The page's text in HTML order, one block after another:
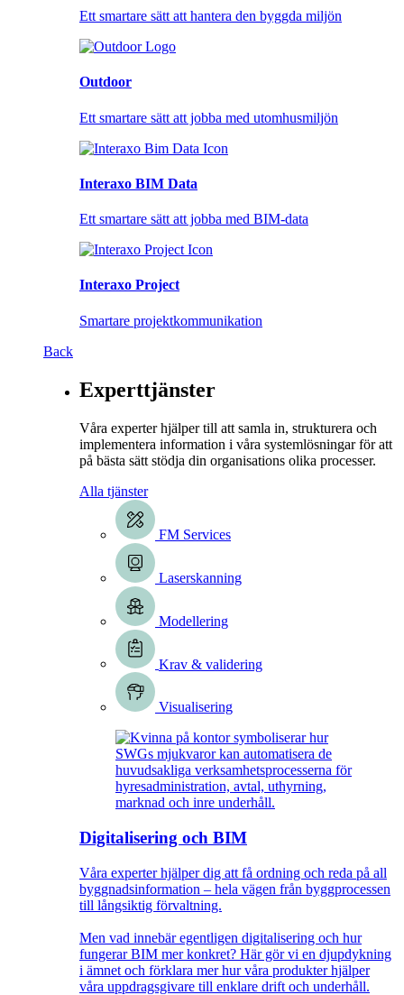
Ett smartare sätt att hantera den byggda miljön
Outdoor
Ett smartare sätt att jobba med utomhusmiljön
Interaxo BIM Data
Ett smartare sätt att jobba med BIM-data
Interaxo Project
Smartare projektkommunikation
Back
Experttjänster
Våra experter hjälper till att samla in, strukturera och
implementera information i våra systemlösningar för att
på bästa sätt stödja din organisations olika processer.
Alla tjänster
FM Services
Laserskanning
Modellering
Krav & validering
Visualisering
Digitalisering och BIM
Våra experter hjälper dig att få ordning och reda på all
byggnadsinformation – hela vägen från byggprocessen
till långsiktig förvaltning.
Men vad innebär egentligen digitalisering och hur
fungerar BIM mer konkret? Här gör vi en djupdykning
i ämnet och förklara mer hur våra produkter hjälper
våra uppdragsgivare till enklare drift och underhåll.